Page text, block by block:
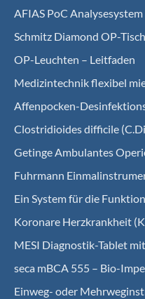
AFIAS PoC Analysesystem
Schmitz Diamond OP-
OP-Leuchten – Leitfaden
Medizintechnik flexibel
Affenpocken-
Clostridioides difficile
Getinge Ambulantes
Fuhrmann
Ein System für die
Koro­nare Herz­krank­heit
MESI Diagnostik-Tablet
seca mBCA 555 – Bio-
Einweg- oder